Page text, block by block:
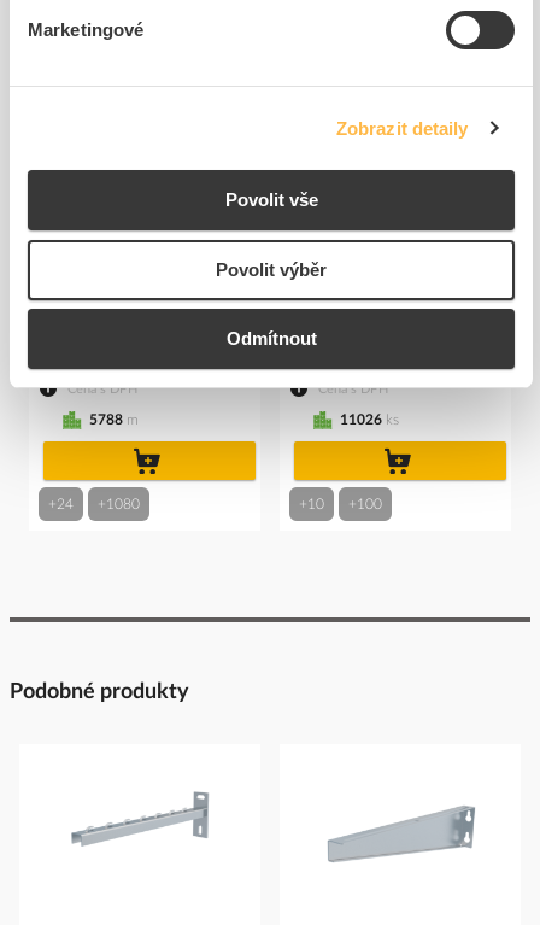
Marketingové
Zobrazit detaily
Povolit vše
Povolit výběr
Odmítnout
ARKYS Žlab MERKUR
kabelový 50/50 M2 GZ délka
Cena s DPH
134,12 Kč/m
5788 m
+24 +1080
ARKYS Spojka žlabu
MERKUR SZM1 M2 GZ
Kód ELFETEX 10.622.927
Cena s DPH
19,67 Kč/ks
11026 ks
+10 +100
Podobné produkty